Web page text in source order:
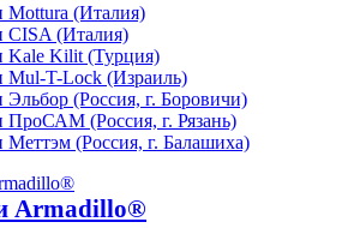
Mottura (Италия)
CISA (Италия)
Kale Kilit (Турция)
Mul-T-Lock (Израиль)
Эльбор (Россия, г. Боровичи)
ПроСАМ (Россия, г. Рязань)
Меттэм (Россия, г. Балашиха)
Armadillo®